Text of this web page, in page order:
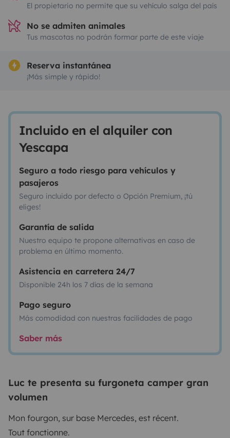
El propietario no permite que su vehículo salga del país
No se admiten animales
Tus mascotas no podrán formar parte de este viaje
Reserva instantánea
¡Más simple y rápido!
Incluido en el alquiler con
Yescapa
Seguro a todo riesgo para vehículos y
pasajeros
Seguro incluido por defecto o Opción Premium, ¡tú
eliges!
Garantía de salida
Nuestro equipo te propone alternativas en caso de
problema en último momento.
Asistencia en carretera 24/7
Disponible 24h los 7 días de la semana
Pago seguro
Más comodidad con nuestras facilidades de pago
Saber más
Luc te presenta su furgoneta camper gran
volumen
Mon fourgon, sur base Mercedes, est récent.
Tout fonctionne.